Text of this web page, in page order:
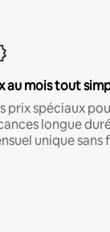
au mois tout
prix spéciaux
longue
unique